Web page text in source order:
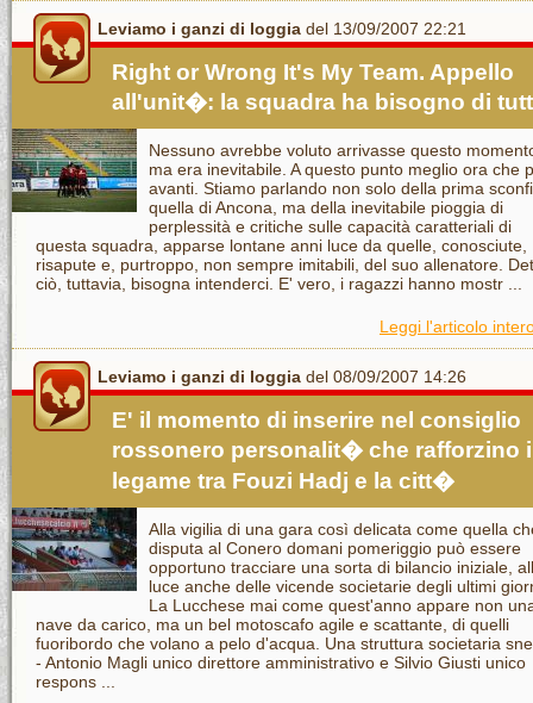
Leviamo i ganzi di loggia del 13/09/2007 22:21
Right or Wrong It's My Team. Appello
all'unit�: la squadra ha bisogno di
Nessuno avrebbe voluto arrivasse questo
ma era inevitabile. A questo punto meglio ora che
avanti. Stiamo parlando non solo della prima
quella di Ancona, ma della inevitabile pioggia di
perplessità e critiche sulle capacità caratteriali di
questa squadra, apparse lontane anni luce da quelle, conosciute,
risapute e, purtroppo, non sempre imitabili, del suo allenatore.
ciò, tuttavia, bisogna intenderci. E' vero, i ragazzi hanno mostr ...
Leggi l'articolo
Leviamo i ganzi di loggia del 08/09/2007 14:26
E' il momento di inserire nel consiglio
rossonero personalit� che rafforzino
legame tra Fouzi Hadj e la citt�
Alla vigilia di una gara così delicata come quella
disputa al Conero domani pomeriggio può essere
opportuno tracciare una sorta di bilancio iniziale,
luce anche delle vicende societarie degli ultimi
La Lucchese mai come quest'anno appare non
nave da carico, ma un bel motoscafo agile e scattante, di quelli
fuoribordo che volano a pelo d'acqua. Una struttura societaria
- Antonio Magli unico direttore amministrativo e Silvio Giusti unico
respons ...